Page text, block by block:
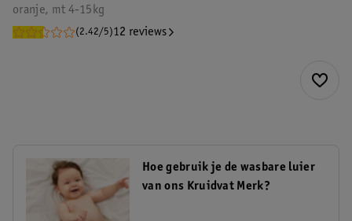
oranje, mt 4-15kg
(2.42/5)12 reviews
Hoe gebruik je de wasbare luier
van ons Kruidvat Merk?